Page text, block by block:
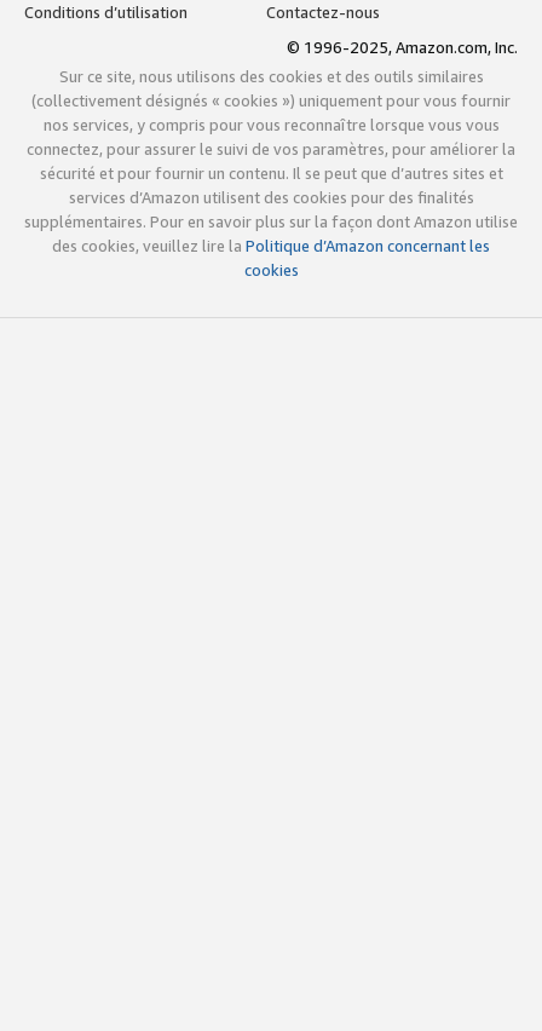
Conditions d’utilisation
Contactez-nous
© 1996-2025, Amazon.com, Inc.
Sur ce site, nous utilisons des cookies et des outils similaires
(collectivement désignés « cookies ») uniquement pour vous fournir
nos services, y compris pour vous reconnaître lorsque vous vous
connectez, pour assurer le suivi de vos paramètres, pour améliorer la
sécurité et pour fournir un contenu. Il se peut que d’autres sites et
services d’Amazon utilisent des cookies pour des finalités
supplémentaires. Pour en savoir plus sur la façon dont Amazon utilise
des cookies, veuillez lire la Politique d’Amazon concernant les
cookies